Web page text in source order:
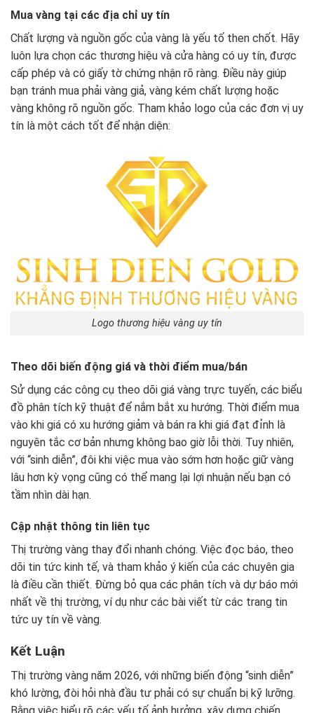
Mua vàng tại các địa chỉ uy tín
Chất lượng và nguồn gốc của vàng là yếu tố then chốt. Hãy
luôn lựa chọn các thương hiệu và cửa hàng có uy tín, được
cấp phép và có giấy tờ chứng nhận rõ ràng. Điều này giúp
bạn tránh mua phải vàng giả, vàng kém chất lượng hoặc
vàng không rõ nguồn gốc. Tham khảo logo của các đơn vị uy
tín là một cách tốt để nhận diện:
Logo thương hiệu vàng uy tín
Theo dõi biến động giá và thời điểm mua/bán
Sử dụng các công cụ theo dõi giá vàng trực tuyến, các biểu
đồ phân tích kỹ thuật để nắm bắt xu hướng. Thời điểm mua
vào khi giá có xu hướng giảm và bán ra khi giá đạt đỉnh là
nguyên tắc cơ bản nhưng không bao giờ lỗi thời. Tuy nhiên,
với “sinh diễn”, đôi khi việc mua vào sớm hơn hoặc giữ vàng
lâu hơn kỳ vọng cũng có thể mang lại lợi nhuận nếu bạn có
tầm nhìn dài hạn.
Cập nhật thông tin liên tục
Thị trường vàng thay đổi nhanh chóng. Việc đọc báo, theo
dõi tin tức kinh tế, và tham khảo ý kiến của các chuyên gia
là điều cần thiết. Đừng bỏ qua các phân tích và dự báo mới
nhất về thị trường, ví dụ như các bài viết từ các trang tin
tức uy tín về vàng.
Kết Luận
Thị trường vàng năm 2026, với những biến động “sinh diễn”
khó lường, đòi hỏi nhà đầu tư phải có sự chuẩn bị kỹ lưỡng.